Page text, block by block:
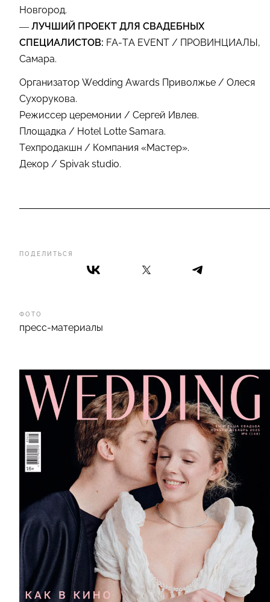
ПОДЕЛИТЬСЯ
ФОТО
пресс-материалы
Новгород.
— ЛУЧШИЙ ПРОЕКТ ДЛЯ СВАДЕБНЫХ
СПЕЦИАЛИСТОВ: FA-TA EVENT / ПРОВИНЦИАЛЫ,
Самара.
Организатор Wedding Awards Приволжье / Олеся
Сухорукова.
Режиссер церемонии / Сергей Ивлев.
Площадка / Hotel Lotte Samara.
Техпродакшн / Компания «Мастер».
Декор / Spivak studio.